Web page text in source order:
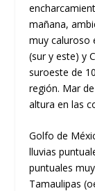
mañana,
muy caluroso
(sur y este) y
suroeste de
región. Mar
altura en las
Golfo de
lluvias
puntuales
Tamaulipas